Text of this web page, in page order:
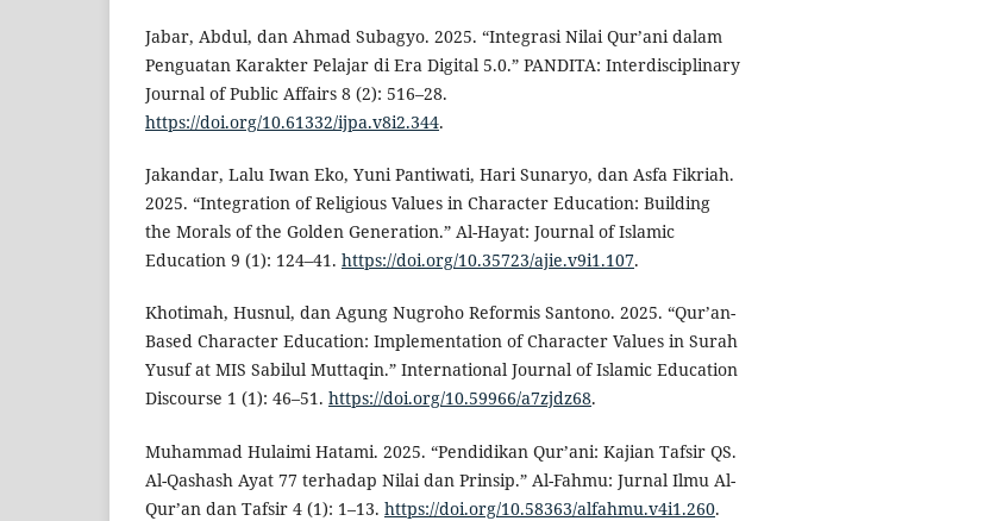
Jabar, Abdul, dan Ahmad Subagyo. 2025. “Integrasi Nilai Qur’ani dalam
Penguatan Karakter Pelajar di Era Digital 5.0.” PANDITA: Interdisciplinary
Journal of Public Affairs 8 (2): 516–28.
https://doi.org/10.61332/ijpa.v8i2.344.
Jakandar, Lalu Iwan Eko, Yuni Pantiwati, Hari Sunaryo, dan Asfa Fikriah.
2025. “Integration of Religious Values in Character Education: Building
the Morals of the Golden Generation.” Al-Hayat: Journal of Islamic
Education 9 (1): 124–41. https://doi.org/10.35723/ajie.v9i1.107.
Khotimah, Husnul, dan Agung Nugroho Reformis Santono. 2025. “Qur’an-
Based Character Education: Implementation of Character Values in Surah
Yusuf at MIS Sabilul Muttaqin.” International Journal of Islamic Education
Discourse 1 (1): 46–51. https://doi.org/10.59966/a7zjdz68.
Muhammad Hulaimi Hatami. 2025. “Pendidikan Qur’ani: Kajian Tafsir QS.
Al-Qashash Ayat 77 terhadap Nilai dan Prinsip.” Al-Fahmu: Jurnal Ilmu Al-
Qur’an dan Tafsir 4 (1): 1–13. https://doi.org/10.58363/alfahmu.v4i1.260.